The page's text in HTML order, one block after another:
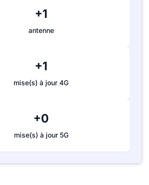
+1
antenne
+1
mise(s) à jour 4G
+0
mise(s) à jour 5G